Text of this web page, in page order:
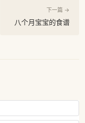
下一篇 →
八个月宝宝的食谱